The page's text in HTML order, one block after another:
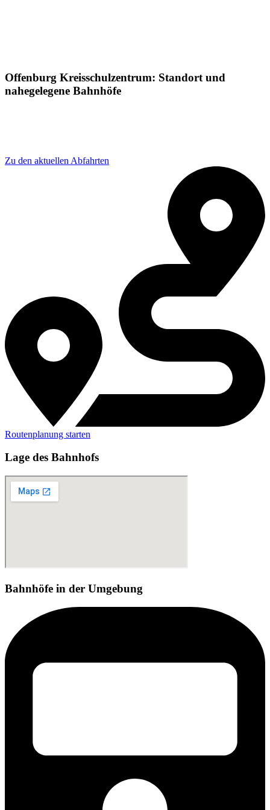
Offenburg Kreisschulzentrum: Standort und
nahegelegene Bahnhöfe
Zu den aktuellen Abfahrten
Routenplanung starten
Lage des Bahnhofs
Bahnhöfe in der Umgebung